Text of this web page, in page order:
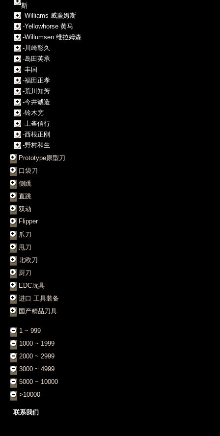
斯
-Williams 威廉姆斯
-Yellowhorse 黄马
-Willumsen 维拉姆森
-川崎彰久
-岛田英承
-丰国
-福田正孝
-荒川知芳
-今井诚造
-铃木宽
-上釜信行
-西根正刚
-野村和生
Prototype原型刀
口袋刀
侧跳
直跳
双动
Flipper
爪刀
甩刀
北欧刀
厨刀
EDC玩具
进口 工具装备
国产精品刀具
1 ~ 999
1000 ~ 1999
2000 ~ 2999
3000 ~ 4999
5000 ~ 10000
>10000
联系我们